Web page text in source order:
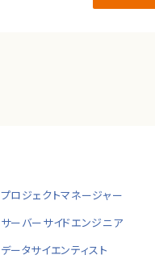
プロジェクトマネージャー
サーバーサイドエンジニア
データサイエンティスト